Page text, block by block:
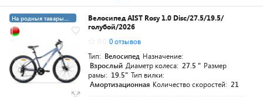
На родныя тавары
4%
Велосипед AIST Rosy 1.0 Disc/27.5/19.5/
голубой/2026
0 отзывов
Тип: Велосипед Назначение:
Взрослый Диаметр колеса: 27.5 " Размер
рамы: 19.5" Тип вилки:
Амортизационная Количество скоростей: 21